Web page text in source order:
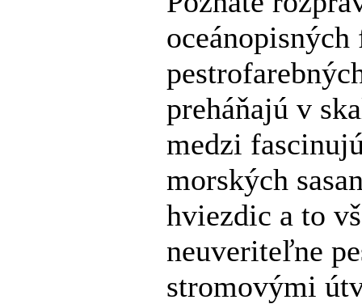
preháňajú v
medzi
morských
hviezdic a to
neuveriteľne
stromovými